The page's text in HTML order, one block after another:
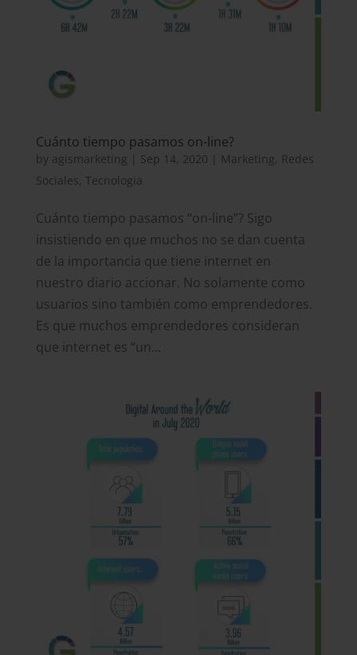
Cuánto tiempo pasamos on-line?
by agismarketing Sep 14, 2020 Marketing, Redes
Sociales, Tecnologia
Cuánto tiempo pasamos “on-line”? Sigo
insistiendo en que muchos no se dan cuenta
de la importancia que tiene internet en
nuestro diario accionar. No solamente como
usuarios sino también como emprendedores.
Es que muchos emprendedores consideran
que internet es “un...